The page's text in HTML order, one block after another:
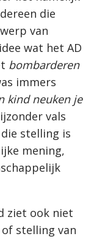
die
van
wat het AD
bombarderen
immers
kind neuken je
vals
stelling is
mening,
ziet ook niet
stelling van